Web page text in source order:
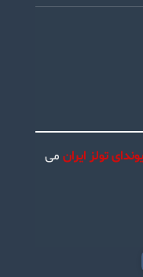
تولز ایران می